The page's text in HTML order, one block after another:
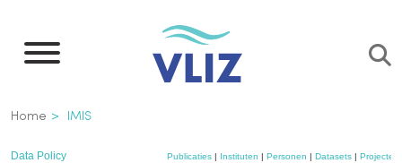
naar
inhoud
gaan
Kruimelpad
Home IMIS
Data Policy Publicaties| Instituten | Personen | Datasets| Projecten